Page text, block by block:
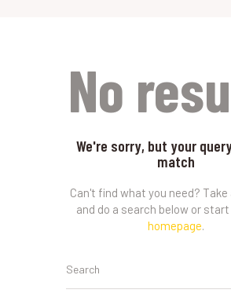
No
We're sorry, but your
match
Can't find what you need?
and do a search below or
homepage.